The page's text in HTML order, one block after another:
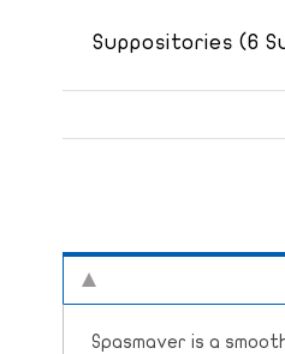
12 Suppositories (6
Spasmaver is a